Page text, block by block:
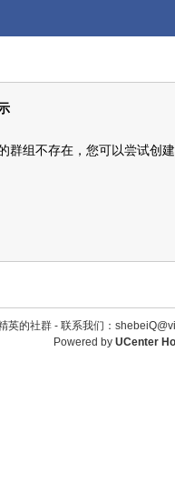
群组不存在，您可以尝试创建
英的社群 - 联系我们：
Powered by UCenter